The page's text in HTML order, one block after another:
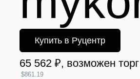
Купить в Руцентр
65 562 ₽, возможен торг
$861.19